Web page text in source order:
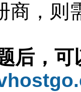
商，则
后，可